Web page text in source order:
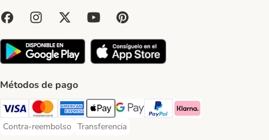
Métodos de pago
Visa Payment Method
Mastercard Payment Method
American Express Payment Method
Apple Pay Payment Method
Google Pay Payment Method
PayPal Payment Method
Klarna Payment Method
Contra-reembolso
Contra-reembolso Payment Method
Transferencia
Transferencia Payment Method